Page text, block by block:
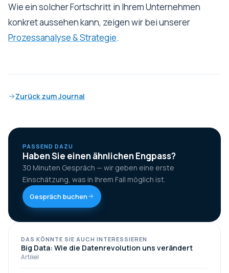
Wie ein solcher Fortschritt in Ihrem Unternehmen
konkret aussehen kann, zeigen wir bei unserer
Prozessanalyse & Strategie.
Zurück zum Journal
PASSEND DAZU
Haben Sie einen ähnlichen Engpass?
30 Minuten Gespräch — wir geben eine erste
Einschätzung, was in Ihrem Fall möglich ist.
Gespräch buchen
DAS KÖNNTE SIE AUCH INTERESSIEREN
Big Data: Wie die Datenrevolution uns verändert
Artikel